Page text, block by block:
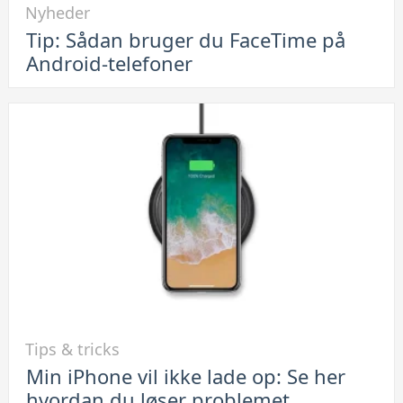
Tip:
Sådan
Nyheder
Tip: Sådan bruger du FaceTime på
Android-telefoner
Min
Tips & tricks
Min iPhone vil ikke lade op: Se her